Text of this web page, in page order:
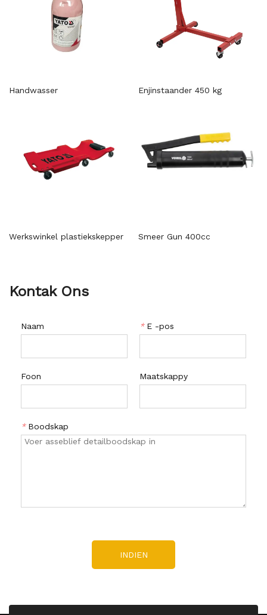
Handwasser Enjinstaander 450 kg
Werkswinkel plastiekskepper Smeer Gun 400cc
Kontak Ons
Naam * E -pos
Foon Maatskappy
* Boodskap
INDIEN